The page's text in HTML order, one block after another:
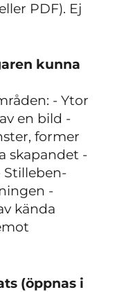
PDF). Ej
kunna
- Ytor
en bild -
former
skapandet -
-
kända
(öppnas i